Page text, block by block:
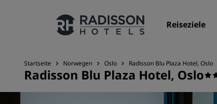
Reiseziele
Unsere Marken
Startseite Norwegen Oslo Radisson Blu Plaza Hotel, Oslo
Radisson Blu Plaza Hotel, Oslo